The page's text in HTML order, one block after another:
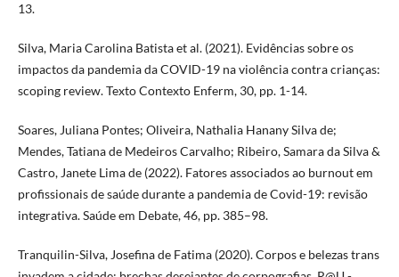
13.
Silva, Maria Carolina Batista et al. (2021). Evidências sobre os
impactos da pandemia da COVID-19 na violência contra crianças:
scoping review. Texto Contexto Enferm, 30, pp. 1-14.
Soares, Juliana Pontes; Oliveira, Nathalia Hanany Silva de;
Mendes, Tatiana de Medeiros Carvalho; Ribeiro, Samara da Silva &
Castro, Janete Lima de (2022). Fatores associados ao burnout em
profissionais de saúde durante a pandemia de Covid-19: revisão
integrativa. Saúde em Debate, 46, pp. 385–98.
Tranquilin-Silva, Josefina de Fatima (2020). Corpos e belezas trans